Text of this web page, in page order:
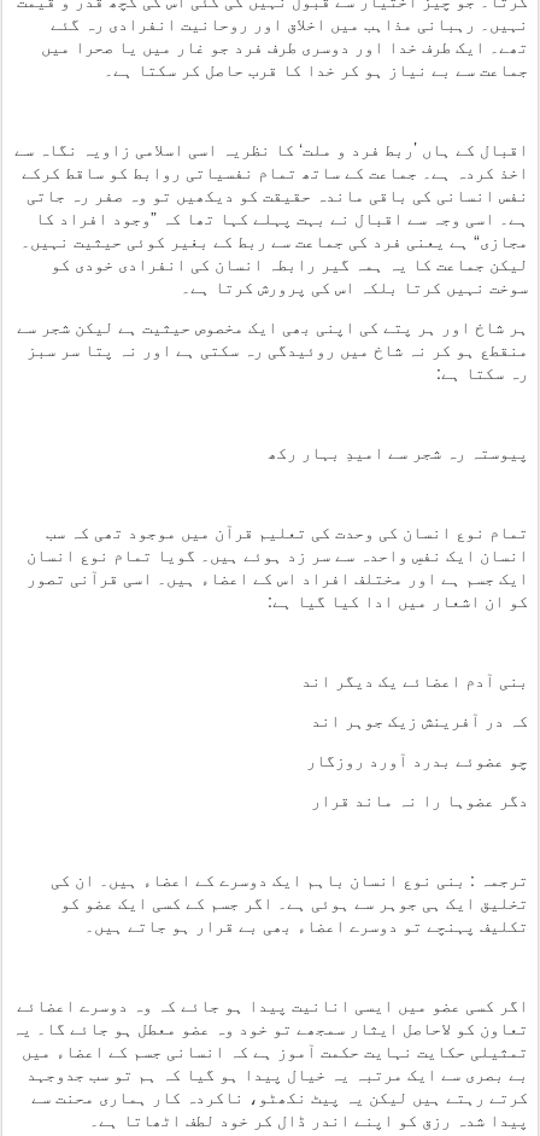
نہیں۔ رہبانی مذاہب میں اخلاق اور روحانیت انفرادی رہ گئے
تھے۔ ایک طرف خدا اور دوسری طرف فرد جو غار میں یا صحرا میں
جماعت سے بے نیاز ہو کر خدا کا قرب حاصل کر سکتا ہے۔
اقبال کے ہاں ’ربط فرد و ملت‘ کا نظریہ اسی اسلامی زاویہ نگاہ سے
اخذ کردہ ہے۔ جماعت کے ساتھ تمام نفسیاتی روابط کو ساقط کرکے
نفس انسانی کی باقی ماندہ حقیقت کو دیکھیں تو وہ صفر رہ جاتی
ہے۔ اسی وجہ سے اقبال نے بہت پہلے کہا تھا کہ ”وجود افراد کا
مجازی“ ہے یعنی فرد کی جماعت سے ربط کے بغیر کوئی حیثیت نہیں۔
لیکن جماعت کا یہ ہمہ گیر رابطہ انسان کی انفرادی خودی کو
سوخت نہیں کرتا بلکہ اس کی پرورش کرتا ہے۔
ہر شاخ اور ہر پتے کی اپنی بھی ایک مخصوص حیثیت ہے لیکن شجر سے
منقطع ہو کر نہ شاخ میں روئیدگی رہ سکتی ہے اور نہ پتا سر سبز
رہ سکتا ہے:
پیوستہ رہ شجر سے امیدِ بہار رکھ
تمام نوع انسان کی وحدت کی تعلیم قرآن میں موجود تھی کہ سب
انسان ایک نفسِ واحدہ سے سر زد ہوئے ہیں۔ گویا تمام نوع انسان
ایک جسم ہے اور مختلف افراد اس کے اعضاء ہیں۔ اسی قرآنی تصور
کو ان اشعار میں ادا کیا گیا ہے:
بنی آدم اعضائے یک دیگر اند
کہ در آفرینش زیک جوہر اند
چو عضوئے بدرد آورد روزگار
دگر عضوہا را نہ ماند قرار
ترجمہ : بنی نوع انسان باہم ایک دوسرے کے اعضاء ہیں۔ ان کی
تخلیق ایک ہی جوہر سے ہوئی ہے۔ اگر جسم کے کسی ایک عضو کو
تکلیف پہنچے تو دوسرے اعضاء بھی بے قرار ہو جاتے ہیں۔
اگر کسی عضو میں ایسی انانیت پیدا ہو جائے کہ وہ دوسرے اعضائے
تعاون کو لاحاصل ایثار سمجھے تو خود وہ عضو معطل ہو جائے گا۔ یہ
تمثیلی حکایت نہایت حکمت آموز ہے کہ انسانی جسم کے اعضاء میں
بے بصری سے ایک مرتبہ یہ خیال پیدا ہو گیا کہ ہم تو سب جدوجہد
کرتے رہتے ہیں لیکن یہ پیٹ نکھٹو، ناکردہ کار ہماری محنت سے
پیدا شدہ رزق کو اپنے اندر ڈال کر خود لطف اٹھاتا ہے۔